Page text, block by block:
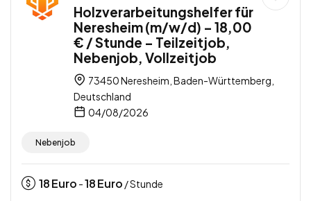
Holzverarbeitungshelfer für
Neresheim (m/w/d) – 18,00
€ / Stunde – Teilzeitjob,
Nebenjob, Vollzeitjob
73450 Neresheim, Baden-Württemberg,
Deutschland
04/08/2026
Nebenjob
18Euro -18Euro / Stunde